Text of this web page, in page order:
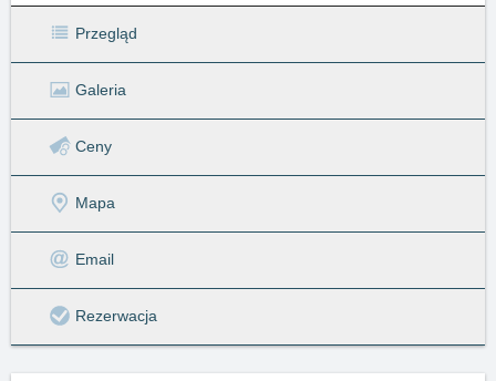
Przegląd
Galeria
Ceny
Mapa
Email
Rezerwacja